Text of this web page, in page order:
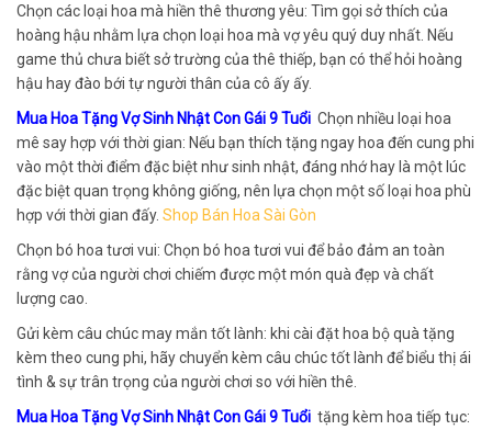
Chọn các loại hoa mà hiền thê thương yêu: Tìm gọi sở thích của
hoàng hậu nhằm lựa chọn loại hoa mà vợ yêu quý duy nhất. Nếu
game thủ chưa biết sở trường của thê thiếp, bạn có thể hỏi hoàng
hậu hay đào bới tự người thân của cô ấy ấy.
Mua Hoa Tặng Vợ Sinh Nhật Con Gái 9 Tuổi Chọn nhiều loại hoa
mê say hợp với thời gian: Nếu bạn thích tặng ngay hoa đến cung phi
vào một thời điểm đặc biệt như sinh nhật, đáng nhớ hay là một lúc
đặc biệt quan trọng không giống, nên lựa chọn một số loại hoa phù
hợp với thời gian đấy. Shop Bán Hoa Sài Gòn
Chọn bó hoa tươi vui: Chọn bó hoa tươi vui để bảo đảm an toàn
rằng vợ của người chơi chiếm được một món quà đẹp và chất
lượng cao.
Gửi kèm câu chúc may mắn tốt lành: khi cài đặt hoa bộ quà tặng
kèm theo cung phi, hãy chuyển kèm câu chúc tốt lành để biểu thị ái
tình & sự trân trọng của người chơi so với hiền thê.
Mua Hoa Tặng Vợ Sinh Nhật Con Gái 9 Tuổi tặng kèm hoa tiếp tục: